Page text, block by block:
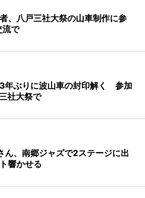
、八戸三社大祭の山車制作に参
で
年ぶりに波山車の封印解く 参加
社大祭で
ん、南郷ジャズで2ステージに出
響かせる